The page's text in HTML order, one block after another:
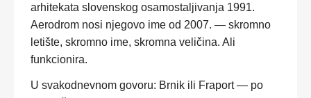
arhitekata slovenskog osamostaljivanja 1991.
Aerodrom nosi njegovo ime od 2007. — skromno
letište, skromno ime, skromna veličina. Ali
funkcionira.
U svakodnevnom govoru: Brnik ili Fraport — po